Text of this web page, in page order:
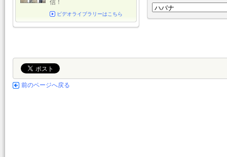
信！
ビデオライブラリーはこちら
前のページへ戻る